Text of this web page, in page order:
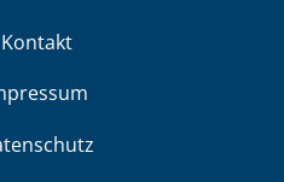
Kontakt